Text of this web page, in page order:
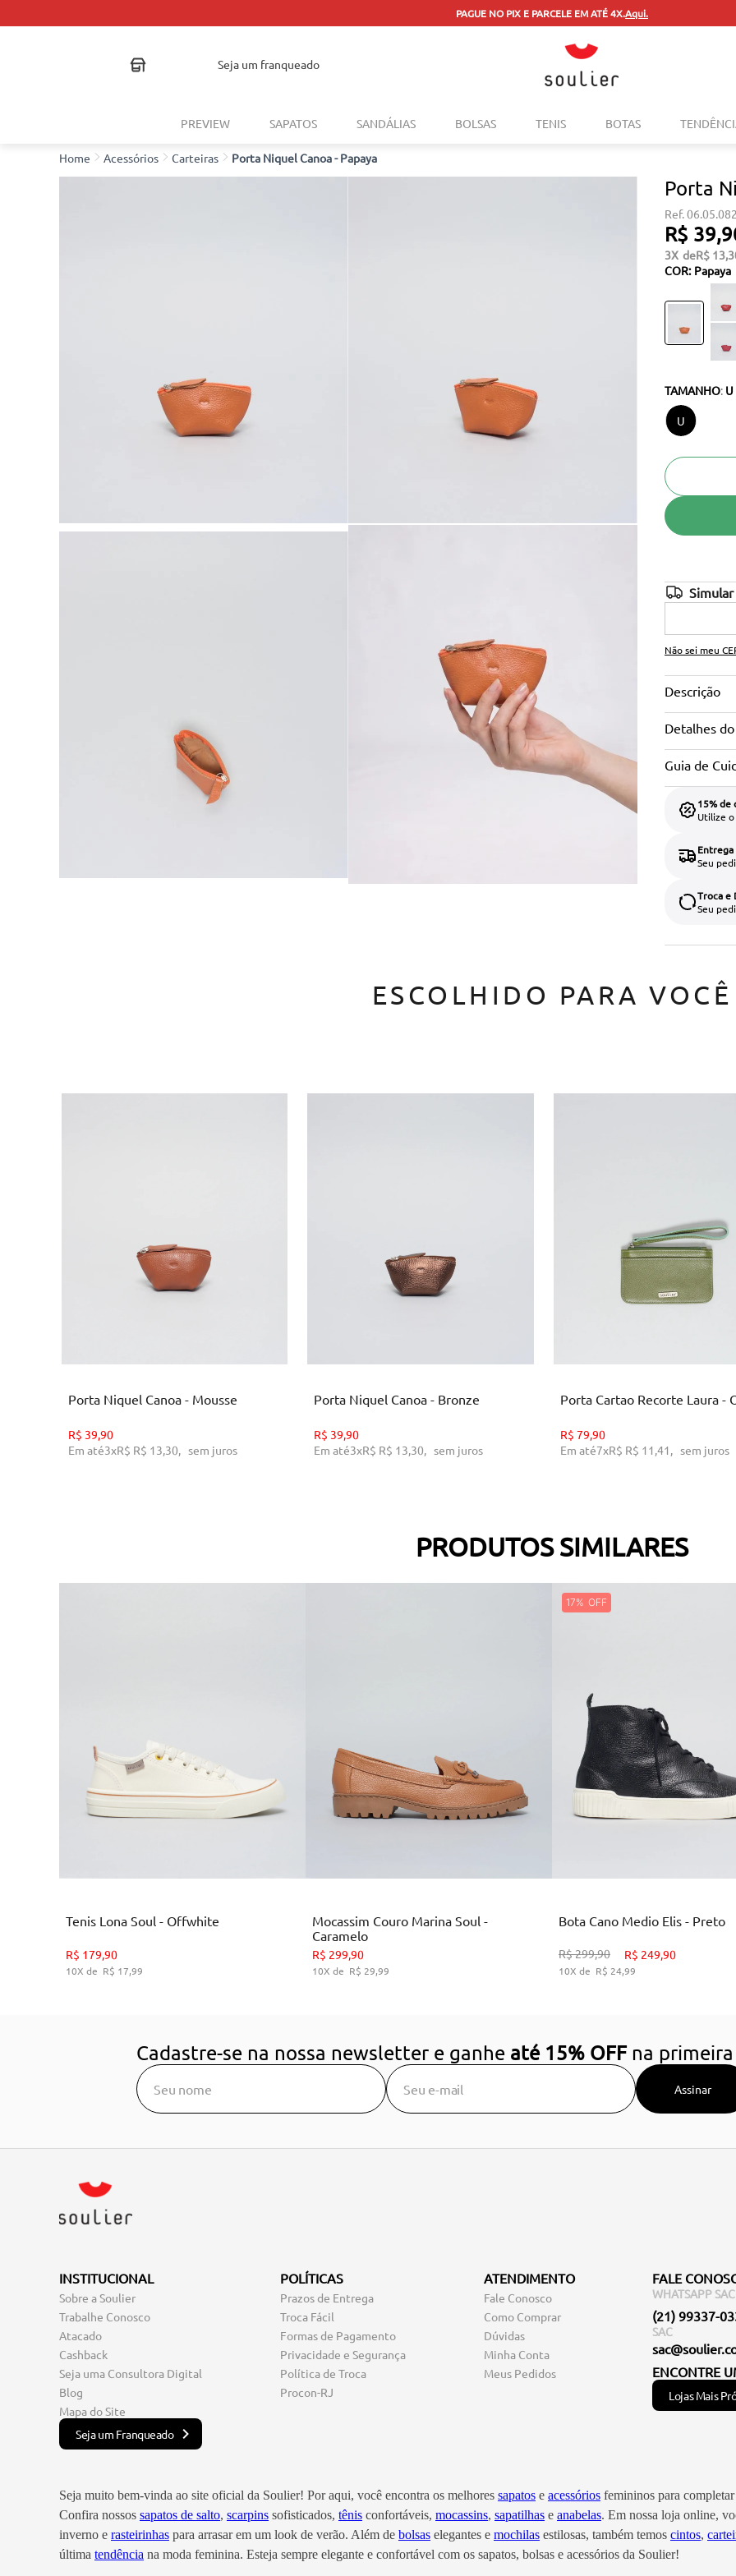
PAGUE NO PIX E PARCELE EM ATÉ 4X.Aqui.
seja um franqueado
PREVIEW SAPATOS SANDÁLIAS BOLSAS TENIS BOTAS
Acessórios Carteiras Porta Niquel Canoa - Papaya
Porta
R$ 39,
3 R$ 13,
COR: Papaya
TAMANHO: U
U
Não sei meu
Descrição
Detalhes
Guia de
15% de
Utilize o
Entrega
Seu
Troca e
Seu
ESCOLHIDO PARA VOCÊ
Porta Niquel Canoa - Mousse
R$ 39,90
Em até3xR$ R$ 13,30, sem juros
Porta Niquel Canoa - Bronze
R$ 39,90
Em até3xR$ R$ 13,30, sem juros
Porta Cartao Recorte Laura -
R$ 79,90
Em até7xR$ R$ 11,41 , sem juros
PRODUTOS SIMILARES
ADICIONAR AO CARRINHO
Tenis Lona Soul - Offwhite
R$ 179,90
10 R$ 17,99
ADICIONAR AO CARRINHO
Mocassim Couro Marina Soul -
Caramelo
R$ 299,90
10 R$ 29,99
34 35 36
ADICIONAR AO
17%
Bota Cano Medio Elis - Preto
R$299,90 R$ 249,90
10 R$ 24,99
Cadastre-se na nossa newsletter e ganhe até 15% OFFna
Assinar
INSTITUCIONAL
Sobre a Soulier
Trabalhe Conosco
Atacado
Cashback
Seja uma Consultora Digital
Blog
Mapa do Site
Seja um Franqueado
POLÍTICAS
Prazos de Entrega
Troca Fácil
Formas de Pagamento
Privacidade e Segurança
Política de Troca
Procon-RJ
ATENDIMENTO
Fale Conosco
Como Comprar
Dúvidas
Minha Conta
Meus Pedidos
FALE
WHATSAPP SAC
(21) 99337-
SAC
ENCONTRE
Lojas Mais
Seja muito bem-vinda ao site oficial da Soulier! Por aqui, você encontra os melhores sapatos e acessórios femininos para
Confira nossos sapatos de salto, scarpins sofisticados, tênis confortáveis, mocassins, sapatilhas e anabelas. Em nossa loja online,
inverno e rasteirinhas para arrasar em um look de verão. Além de bolsas elegantes e mochilas estilosas, também temos cintos,
última tendência na moda feminina. Esteja sempre elegante e confortável com os sapatos, bolsas e acessórios da Soulier!
1º
tenis
10º cinto